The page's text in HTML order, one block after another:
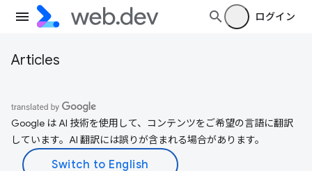
ログイン
Articles
Google は AI 技術を使用して、コンテンツをご希望の言語に翻訳
しています。AI 翻訳には誤りが含まれる場合があります。